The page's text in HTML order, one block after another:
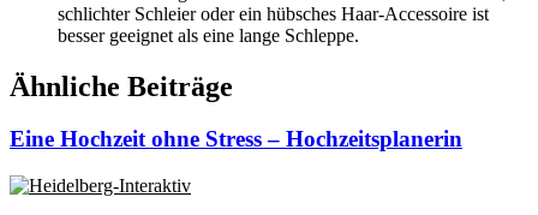
schlichter Schleier oder ein hübsches Haar-Accessoire ist
besser geeignet als eine lange Schleppe.
Ähnliche Beiträge
Eine Hochzeit ohne Stress – Hochzeitsplanerin